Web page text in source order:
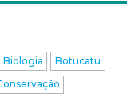
Biologia
Botucatu